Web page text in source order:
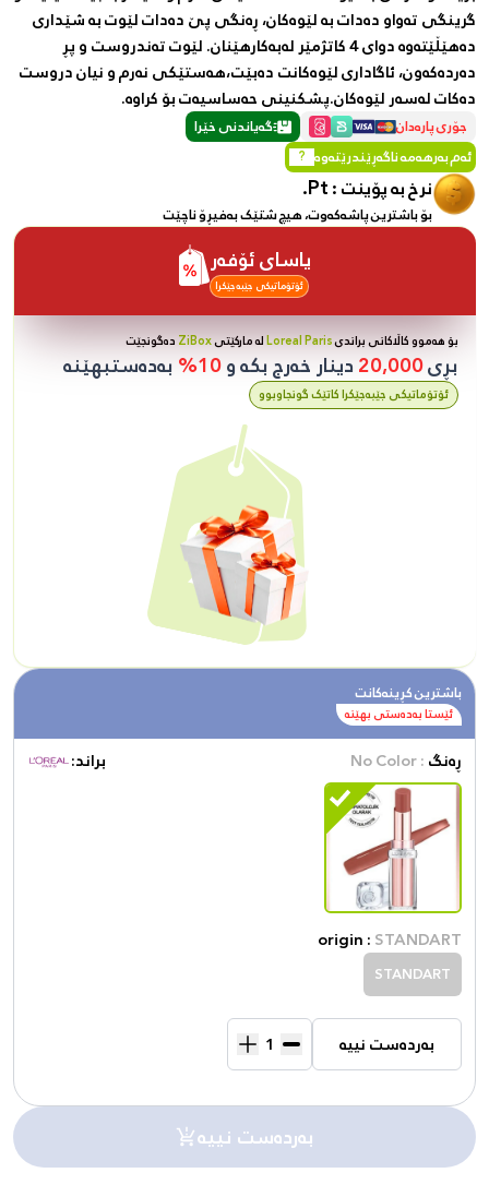
گرینگی تەواو دەدات بە لێوەکان، ڕەنگی پێ دەدات لێوت بە شێداری
دەهێڵێتەوە دوای 4 کاتژمێر لەبەکارهێنان. لێوت تەندروست و پڕ
دەردەکەون، ئاگاداری لێوەکانت دەبێت،هەستێکی نەرم و نیان دروست
دەکات لەسەر لێوەکان.پشکنینی حەساسیەت بۆ کراوە.
جۆری پارەدان
گەیاندنی خێرا
ئەم بەرهەمە ناگەڕێندرێتەوە ?
نرخ بە پۆینت :Pt.
بۆ باشترین پاشەکەوت، هیچ شتێک بەفیڕۆ ناچێت
یاسای ئۆفەر
ئۆتۆماتیکی جێبەجێکرا
بۆ هەموو کاڵاکانی براندیLoreal Parisلە مارکێتیZiBox دەگونجێت
بڕی20,000دینار خەرج بکە و10% بەدەستبهێنە
ئۆتۆماتیکی جێبەجێکرا کاتێک گونجاوبوو
باشترین کڕینەکانت
ئێستا بەدەستی بهێنە
ڕەنگ: No Color براند:
origin :STANDART
STANDART
بەردەست نییە
بەردەست نییە